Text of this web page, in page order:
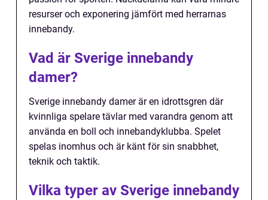
resurser och exponering jämfört med herrarnas
innebandy.
Vad är Sverige innebandy
damer?
Sverige innebandy damer är en idrottsgren där
kvinnliga spelare tävlar med varandra genom att
använda en boll och innebandyklubba. Spelet
spelas inomhus och är känt för sin snabbhet,
teknik och taktik.
Vilka typer av Sverige innebandy